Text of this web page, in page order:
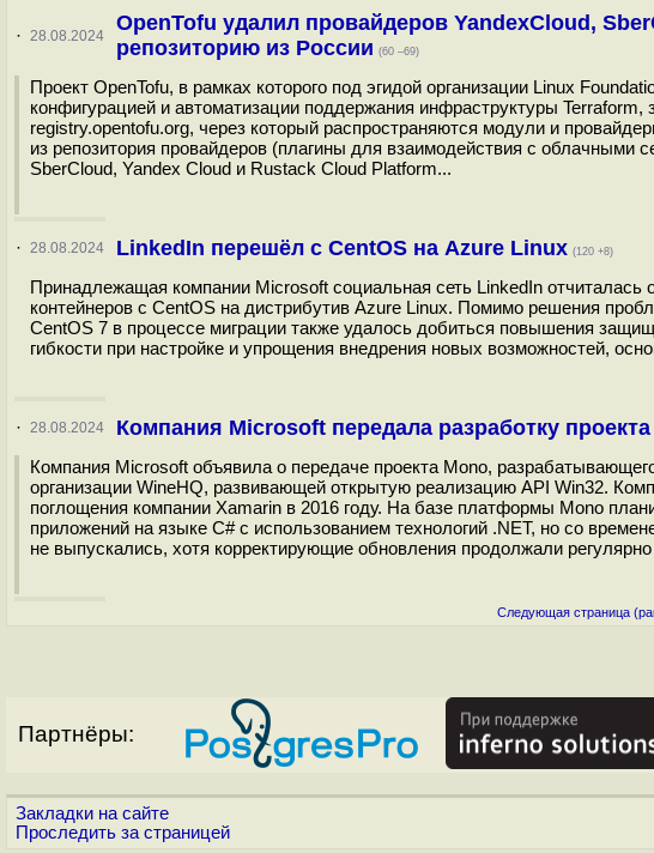
· 28.08.2024
OpenTofu удалил провайдеров YandexCloud,
репозиторию из России (60 –69)
Проект OpenTofu, в рамках которого под эгидой организации Linux
конфигурацией и автоматизации поддержания инфраструктуры
registry.opentofu.org, через который распространяются модули и
из репозитория провайдеров (плагины для взаимодействия с
SberСloud, Yandex Cloud и Rustack Cloud Platform...
· 28.08.2024 LinkedIn перешёл с CentOS на Azure Linux (120 +8)
Принадлежащая компании Microsoft социальная сеть LinkedIn
контейнеров с CentOS на дистрибутив Azure Linux. Помимо решения
CentOS 7 в процессе миграции также удалось добиться повышения
гибкости при настройке и упрощения внедрения новых возможностей,
· 28.08.2024 Компания Microsoft передала разработку
Компания Microsoft объявила о передаче проекта Mono,
организации WineHQ, развивающей открытую реализацию API Win32.
поглощения компании Xamarin в 2016 году. На базе платформы Mono
приложений на языке C# с использованием технологий .NET, но со
не выпускались, хотя корректирующие обновления продолжали регулярно
Следующая страница
Партнёры:
Закладки на сайте
Проследить за страницей